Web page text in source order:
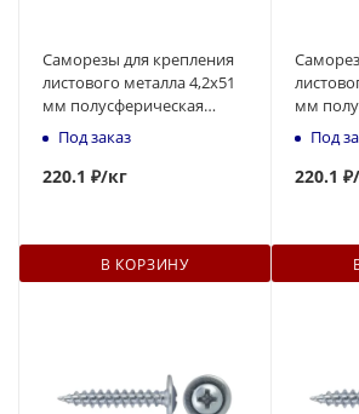
Саморезы для крепления
листового металла 4,2x51
мм полусферическая
головка, острый
наконечник
Под заказ
220.1 ₽/кг
В КОРЗИНУ
мм
Под
220.1 ₽